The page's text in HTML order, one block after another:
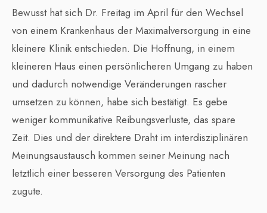
Bewusst hat sich Dr. Freitag im April für den Wechsel
von einem Krankenhaus der Maximalversorgung in eine
kleinere Klinik entschieden. Die Hoffnung, in einem
kleineren Haus einen persönlicheren Umgang zu haben
und dadurch notwendige Veränderungen rascher
umsetzen zu können, habe sich bestätigt. Es gebe
weniger kommunikative Reibungsverluste, das spare
Zeit. Dies und der direktere Draht im interdisziplinären
Meinungsaustausch kommen seiner Meinung nach
letztlich einer besseren Versorgung des Patienten
zugute.